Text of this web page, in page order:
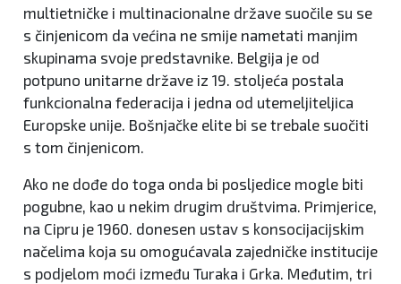
multietničke i multinacionalne države suočile su se
s činjenicom da većina ne smije nametati manjim
skupinama svoje predstavnike. Belgija je od
potpuno unitarne države iz 19. stoljeća postala
funkcionalna federacija i jedna od utemeljiteljica
Europske unije. Bošnjačke elite bi se trebale suočiti
s tom činjenicom.
Ako ne dođe do toga onda bi posljedice mogle biti
pogubne, kao u nekim drugim društvima. Primjerice,
na Cipru je 1960. donesen ustav s konsocijacijskim
načelima koja su omogućavala zajedničke institucije
s podjelom moći između Turaka i Grka. Međutim, tri